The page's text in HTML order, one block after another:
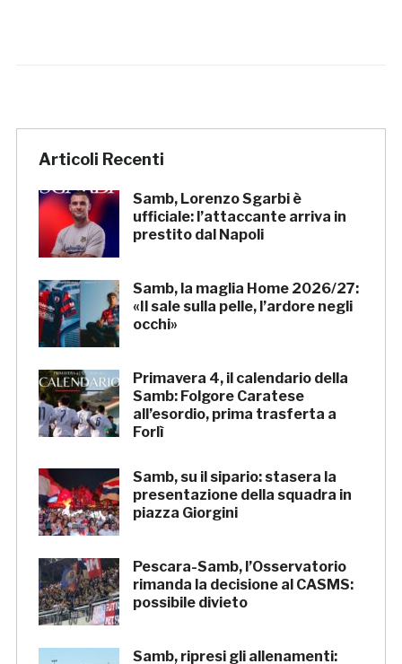
Articoli Recenti
Samb, Lorenzo Sgarbi è
ufficiale: l’attaccante arriva in
prestito dal Napoli
Samb, la maglia Home 2026/27:
«Il sale sulla pelle, l’ardore negli
occhi»
Primavera 4, il calendario della
Samb: Folgore Caratese
all’esordio, prima trasferta a
Forlì
Samb, su il sipario: stasera la
presentazione della squadra in
piazza Giorgini
Pescara-Samb, l’Osservatorio
rimanda la decisione al CASMS:
possibile divieto
Samb, ripresi gli allenamenti: